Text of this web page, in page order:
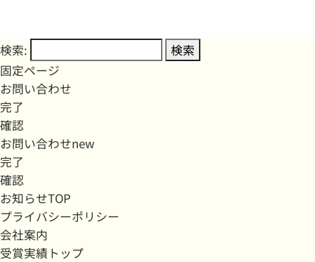
検索:
固定ページ
お問い合わせ
完了
確認
お問い合わせnew
完了
確認
お知らせTOP
プライバシーポリシー
会社案内
受賞実績トップ